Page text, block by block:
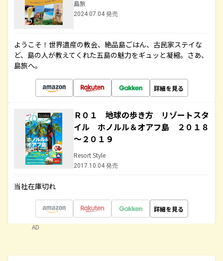
島旅
2024.07.04 発売
ようこそ！世界遺産の教会、絶品島ごはん、古民家ステイな
ど、島の人が教えてくれた五島の魅力をギュッと凝縮。さあ、
島旅へ。
詳細を見る
Ｒ０１ 地球の歩き方 リゾートスタ
イル ホノルル＆オアフ島 ２０１８
～２０１９
Resort Style
2017.10.04 発売
当社在庫切れ
詳細を見る
AD